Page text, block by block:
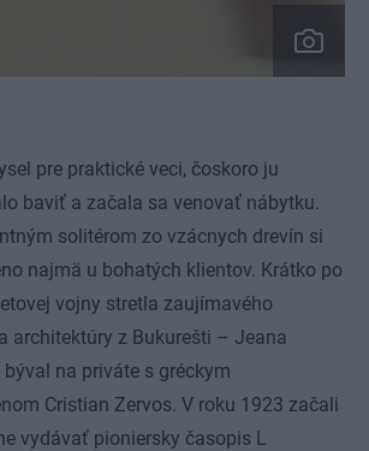
pre praktické veci, čoskoro ju
baviť a začala sa venovať nábytku.
solitérom zo vzácnych drevín si
najmä u bohatých klientov. Krátko po
vojny stretla zaujímavého
architektúry z Bukurešti – Jeana
na priváte s gréckym
Cristian Zervos. V roku 1923 začali
vydávať pioniersky časopis L